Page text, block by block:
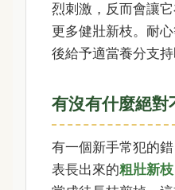
烈刺激，反而會讓
更多健壯新枝。耐
後給予適當養分支持
有沒有什麼絕對
有一個新手常犯的
表長出來的粗壯新枝